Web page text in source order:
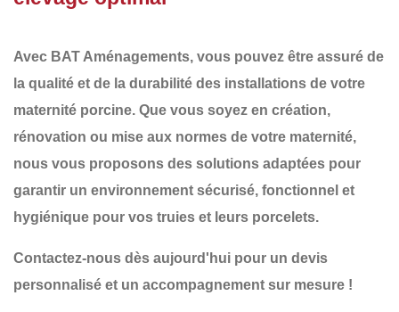
Avec BAT Aménagements, vous pouvez être assuré de
la qualité et de la durabilité des installations de votre
maternité porcine. Que vous soyez en création,
rénovation ou mise aux normes de votre maternité,
nous vous proposons des solutions adaptées pour
garantir un environnement sécurisé, fonctionnel et
hygiénique pour vos truies et leurs porcelets.
Contactez-nous dès aujourd'hui pour un devis
personnalisé et un accompagnement sur mesure !